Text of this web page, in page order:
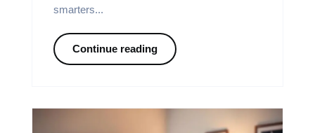
smarters...
Continue reading